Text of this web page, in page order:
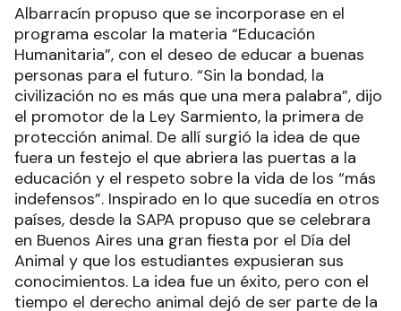
Albarracín propuso que se incorporase en el
programa escolar la materia “Educación
Humanitaria”, con el deseo de educar a buenas
personas para el futuro. “Sin la bondad, la
civilización no es más que una mera palabra”, dijo
el promotor de la Ley Sarmiento, la primera de
protección animal. De allí surgió la idea de que
fuera un festejo el que abriera las puertas a la
educación y el respeto sobre la vida de los “más
indefensos”. Inspirado en lo que sucedía en otros
países, desde la SAPA propuso que se celebrara
en Buenos Aires una gran fiesta por el Día del
Animal y que los estudiantes expusieran sus
conocimientos. La idea fue un éxito, pero con el
tiempo el derecho animal dejó de ser parte de la